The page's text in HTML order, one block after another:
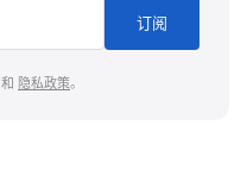
订阅
和 隐私政策。